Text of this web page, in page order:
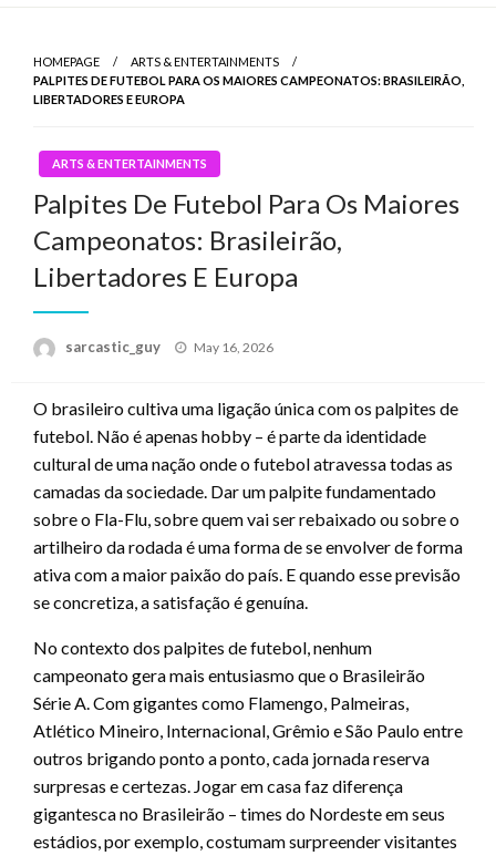
Skip
contentHOMEPAGE
ARTS & ENTERTAINMENTS
PALPITES DE FUTEBOL PARA OS MAIORES CAMPEONATOS: BRASILEIRÃO,
LIBERTADORES E EUROPA
ARTS & ENTERTAINMENTS
Palpites De Futebol Para Os Maiores
Campeonatos: Brasileirão,
Libertadores E Europa
sarcastic_guy
Posted
May 16, 2026
O brasileiro cultiva uma ligação única com os palpites de
futebol. Não é apenas hobby – é parte da identidade
cultural de uma nação onde o futebol atravessa todas as
camadas da sociedade. Dar um palpite fundamentado
sobre o Fla-Flu, sobre quem vai ser rebaixado ou sobre o
artilheiro da rodada é uma forma de se envolver de forma
ativa com a maior paixão do país. E quando esse previsão
se concretiza, a satisfação é genuína.
No contexto dos palpites de futebol, nenhum
campeonato gera mais entusiasmo que o Brasileirão
Série A. Com gigantes como Flamengo, Palmeiras,
Atlético Mineiro, Internacional, Grêmio e São Paulo entre
outros brigando ponto a ponto, cada jornada reserva
surpresas e certezas. Jogar em casa faz diferença
gigantesca no Brasileirão – times do Nordeste em seus
estádios, por exemplo, costumam surpreender visitantes